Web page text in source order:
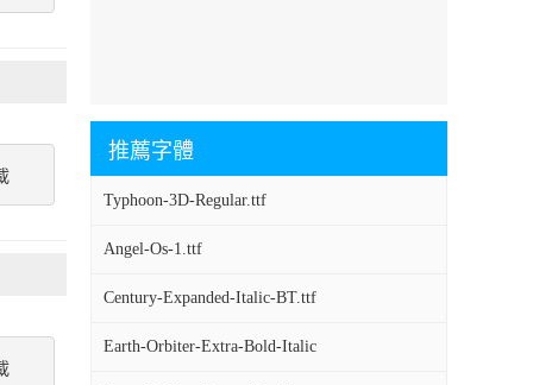
推薦字體
Typhoon-3D-Regular.ttf
Angel-Os-1.ttf
Century-Expanded-Italic-BT.ttf
Earth-Orbiter-Extra-Bold-Italic